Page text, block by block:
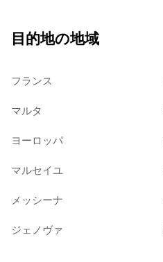
目的地の地域
フランス
マルタ
ヨーロッパ
マルセイユ
メッシーナ
ジェノヴァ